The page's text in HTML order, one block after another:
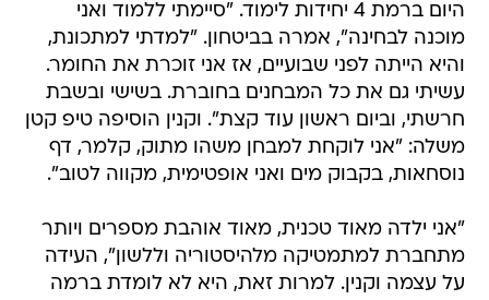
היום ברמת 4 יחידות לימוד. "סיימתי ללמוד ואני
מוכנה לבחינה", אמרה בביטחון. "למדתי למתכונת,
והיא הייתה לפני שבועיים, אז אני זוכרת את החומר.
עשיתי גם את כל המבחנים בחוברת. בשישי ובשבת
חרשתי, וביום ראשון עוד קצת". וקנין הוסיפה טיפ קטן
משלה: "אני לוקחת למבחן משהו מתוק, קלמר, דף
נוסחאות, בקבוק מים ואני אופטימית, מקווה לטוב".
"אני ילדה מאוד טכנית, מאוד אוהבת מספרים ויותר
מתחברת למתמטיקה מלהיסטוריה וללשון", העידה
על עצמה וקנין. למרות זאת, היא לא לומדת ברמה